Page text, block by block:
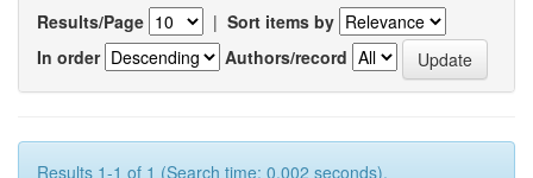
Results/Page | Sort items by
In order
Authors/record
Results 1-1 of 1 (Search time: 0.002 seconds).